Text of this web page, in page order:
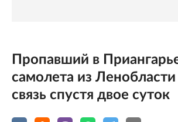
Пропавший в
самолета из
связь спустя двое суток